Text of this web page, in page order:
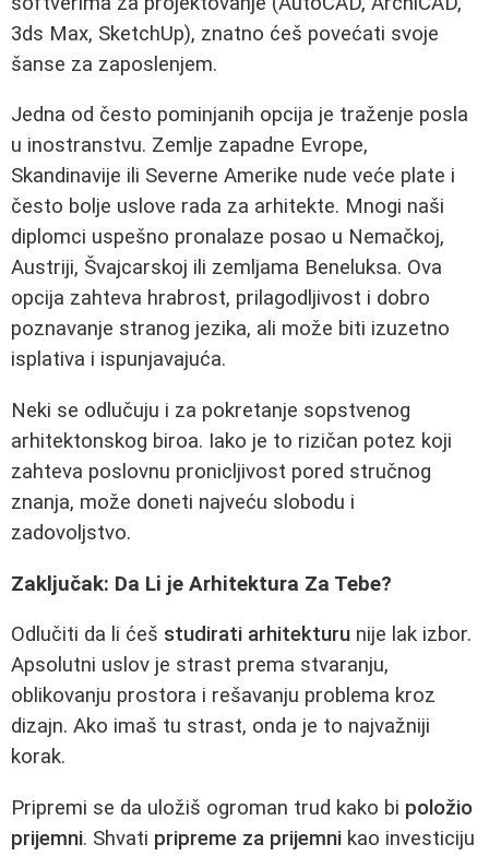
3ds Max, SketchUp), znatno ćeš povećati svoje
šanse za zaposlenjem.
Jedna od često pominjanih opcija je traženje posla
u inostranstvu. Zemlje zapadne Evrope,
Skandinavije ili Severne Amerike nude veće plate i
često bolje uslove rada za arhitekte. Mnogi naši
diplomci uspešno pronalaze posao u Nemačkoj,
Austriji, Švajcarskoj ili zemljama Beneluksa. Ova
opcija zahteva hrabrost, prilagodljivost i dobro
poznavanje stranog jezika, ali može biti izuzetno
isplativa i ispunjavajuća.
Neki se odlučuju i za pokretanje sopstvenog
arhitektonskog biroa. Iako je to rizičan potez koji
zahteva poslovnu pronicljivost pored stručnog
znanja, može doneti najveću slobodu i
zadovoljstvo.
Zaključak: Da Li je Arhitektura Za Tebe?
Odlučiti da li ćeš studirati arhitekturu nije lak izbor.
Apsolutni uslov je strast prema stvaranju,
oblikovanju prostora i rešavanju problema kroz
dizajn. Ako imaš tu strast, onda je to najvažniji
korak.
Pripremi se da uložiš ogroman trud kako bi položio
prijemni. Shvati pripreme za prijemni kao investiciju